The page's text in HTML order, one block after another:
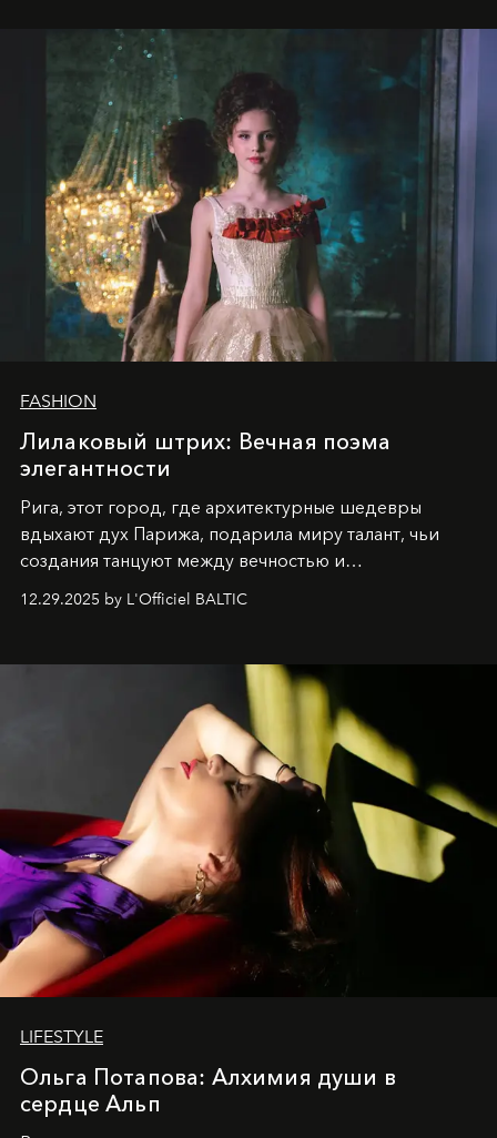
2025
и LUXIA June 2025, представляет собой
уникальное явление современной культуры.
FASHION
Лилаковый штрих: Вечная поэма
элегантности
Рига, этот город, где архитектурные шедевры
вдыхают дух Парижа, подарила миру талант, чьи
создания танцуют между вечностью и
современностью.
12.29.2025 by L'Officiel BALTIC
LIFESTYLE
Ольга Потапова: Алхимия души в
сердце Альп